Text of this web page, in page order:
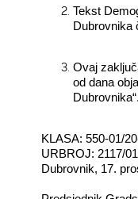
Tekst
Dubrovnika
Ovaj
od dana
Dubrovnika“.
KLASA: 550-01/
URBROJ: 2117/
Dubrovnik, 17.